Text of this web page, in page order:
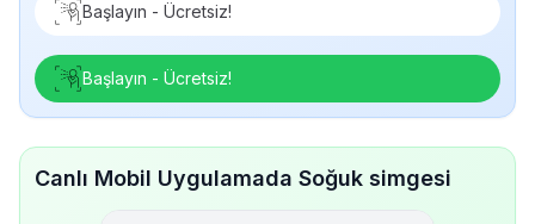
Başlayın - Ücretsiz!
Başlayın - Ücretsiz!
Canlı Mobil Uygulamada Soğuk simgesi